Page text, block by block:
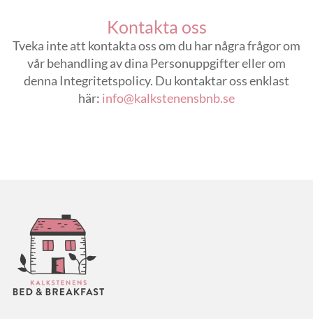
Kontakta oss
Tveka inte att kontakta oss om du har några frågor om
vår behandling av dina Personuppgifter eller om
denna Integritetspolicy. Du kontaktar oss enklast
här: info@kalkstenensbnb.se